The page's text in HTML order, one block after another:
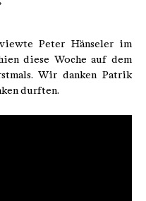
Peter Hänseler im
diese Woche auf dem
Wir danken Patrik
durften.